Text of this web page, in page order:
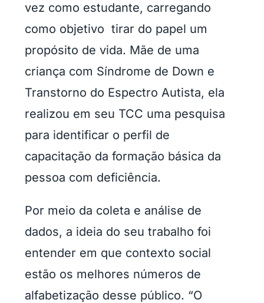
vez como estudante, carregando
como objetivo tirar do papel um
propósito de vida. Mãe de uma
criança com Síndrome de Down e
Transtorno do Espectro Autista, ela
realizou em seu TCC uma pesquisa
para identificar o perfil de
capacitação da formação básica da
pessoa com deficiência.
Por meio da coleta e análise de
dados, a ideia do seu trabalho foi
entender em que contexto social
estão os melhores números de
alfabetização desse público. “O